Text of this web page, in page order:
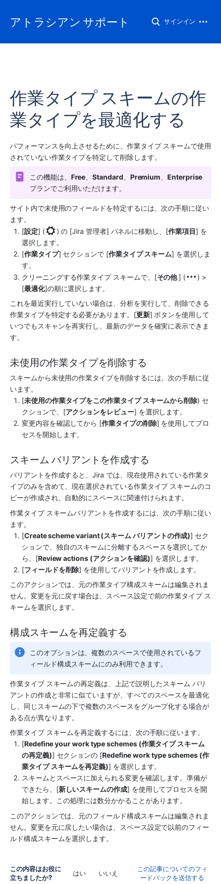
アトラシアン サポート サインイン
作業タイプ スキームの作
業タイプを最適化する
パフォーマンスを向上させるために、作業タイプ スキームで使用
されていない作業タイプを特定して削除します。
この機能は、 Free 、Standard Premium 、Enterprise
プランでご利用いただけます。
サイト内で未使用のフィールドを特定するには、次の手順に従い
ます。
[設定] ( ) の [Jira 管理者] パネルに移動し、[作業項目] を
選択します。
[作業タイプ] セクションで [作業タイプ スキーム] を選択しま
す。
クリーニングする作業タイプ スキームで、[その他 ] (
) >
[最適化]の順に選択します。
これを最近実行していない場合は、分析を実行して、削除できる
作業タイプを特定する必要があります。[更新] ボタンを使用して
いつでもスキャンを再実行し、最新のデータを確実に表示できま
す。
未使用の作業タイプを削除する
スキームから未使用の作業タイプを削除するには、次の手順に従
います。
[未使用の作業タイプをこの作業タイプ スキームから削除) セ
クションで、[アクションをレビュー] を選択します。
変更内容を確認してから [作業タイプの削除] を使用してプロ
セスを開始します。
スキーム バリアントを作成する
バリアントを作成すると、Jira では、現在使用されている作業タ
イプのみを含めて、現在選択されている作業タイプ スキームのコ
ピーが作成され、自動的にスペースに関連付けられます。
作業タイプ スキームバリアントを作成するには、次の手順に従い
ます。
[Create scheme variant (スキーム バリアントの作成)] セク
ションで、独自のスキームに分離するスペースを選択してか
ら、[Review actions (アクションを確認)] を選択します。
[フィールドを削除] を使用してバリアントを作成します。
このアクションでは、元の作業タイプ構成スキームは編集されま
せん。変更を元に戻す場合は、スペース設定で前の作業タイプ ス
キームを選択します。
構成スキームを再定義する
このオプションは、複数のスペースで使用されているフ
ィールド構成スキームにのみ利用できます。
作業タイプ スキームの再定義は、上記で説明したスキーム バリ
アントの作成と非常に似ていますが、すべてのスペースを最適化
し、同じスキームの下で複数のスペースをグループ化する場合が
ある点が異なります。
作業タイプ スキームを再定義するには、次の手順に従います。
[Redefine your work type schemes (作業タイプ スキーム
の再定義)] セクションの [Redefine work type schemes (作
業タイプ スキームを再定義)] を選択します。
スキームとスペースに加えられる変更を確認します。準備が
できたら、[新しいスキームの作成] を使用してプロセスを開
始します。この処理には数分かかることがあります。
このアクションでは、元のフィールド構成スキームは編集されま
せん。変更を元に戻したい場合は、スペース設定で以前のフィー
ルド構成スキームを選択します。
この内容はお役に
立ちましたか?
はい いいえ
この記事についてのフィ
ードバックを送信する